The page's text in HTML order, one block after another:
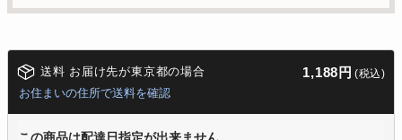
送料 お届け先が東京都の場合 1,188円 (税込)
お住まいの住所で送料を確認